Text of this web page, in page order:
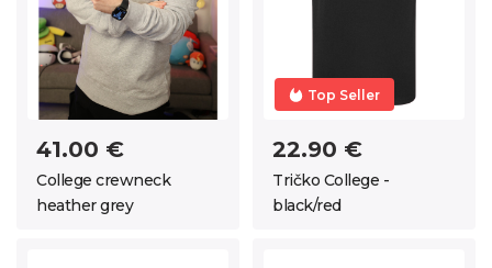
41.00 €
College crewneck
heather grey
Top Seller
22.90 €
Tričko College -
black/red